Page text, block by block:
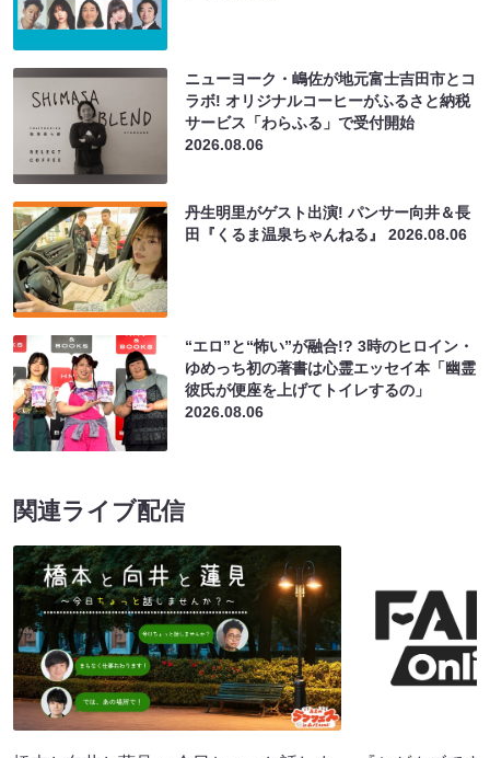
ニューヨーク・嶋佐が地元富士吉田市とコ
ラボ! オリジナルコーヒーがふるさと納税
サービス「わらふる」で受付開始
2026.08.06
丹生明里がゲスト出演! パンサー向井＆長
田『くるま温泉ちゃんねる』2026.08.06
“エロ”と“怖い”が融合!? 3時のヒロイン・
ゆめっち初の著書は心霊エッセイ本「幽霊
彼氏が便座を上げてトイレするの」
2026.08.06
関連ライブ配信